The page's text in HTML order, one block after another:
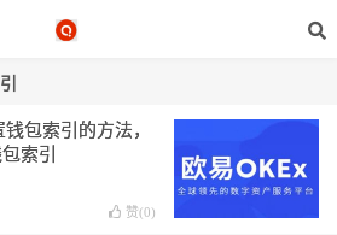
包索引的方法，
索引
赞(0)